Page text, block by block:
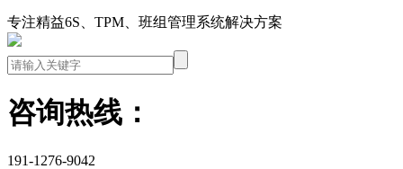
专注精益6S、TPM、班组管理系统解决方案
咨询热线：
191-1276-9042